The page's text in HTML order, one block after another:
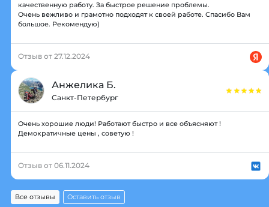
качественную работу. За быстрое решение проблемы.
Очень вежливо и грамотно подходят к своей работе. Спасибо Вам
большое. Рекомендую)
Отзыв от 27.12.2024
Анжелика Б.
Санкт-Петербург
Очень хорошие люди! Работают быстро и все объясняют !
Демократичные цены , советую !
Отзыв от 06.11.2024
Все отзывы Оставить отзыв